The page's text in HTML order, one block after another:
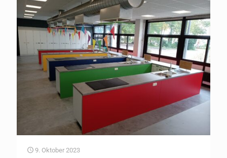
9. Oktober 2023